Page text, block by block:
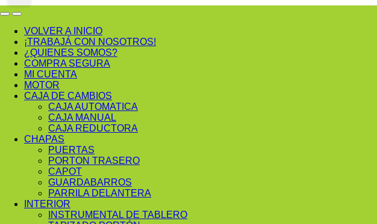
VOLVER A INICIO
¡TRABAJÁ CON NOSOTROS!
¿QUIENES SOMOS?
COMPRA SEGURA
MI CUENTA
MOTOR
CAJA DE CAMBIOS
CAJA AUTOMATICA
CAJA MANUAL
CAJA REDUCTORA
CHAPAS
PUERTAS
PORTON TRASERO
CAPOT
GUARDABARROS
PARRILA DELANTERA
INTERIOR
INSTRUMENTAL DE TABLERO